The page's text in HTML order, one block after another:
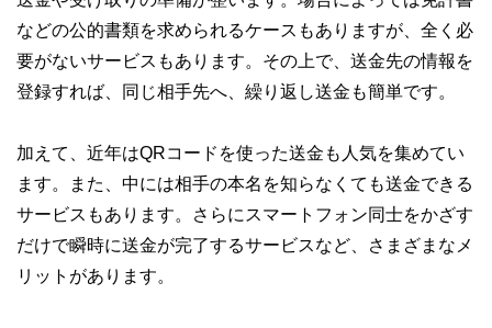
などの公的書類を求められるケースもありますが、全く必
要がないサービスもあります。その上で、送金先の情報を
登録すれば、同じ相手先へ、繰り返し送金も簡単です。
加えて、近年はQRコードを使った送金も人気を集めてい
ます。また、中には相手の本名を知らなくても送金できる
サービスもあります。さらにスマートフォン同士をかざす
だけで瞬時に送金が完了するサービスなど、さまざまなメ
リットがあります。